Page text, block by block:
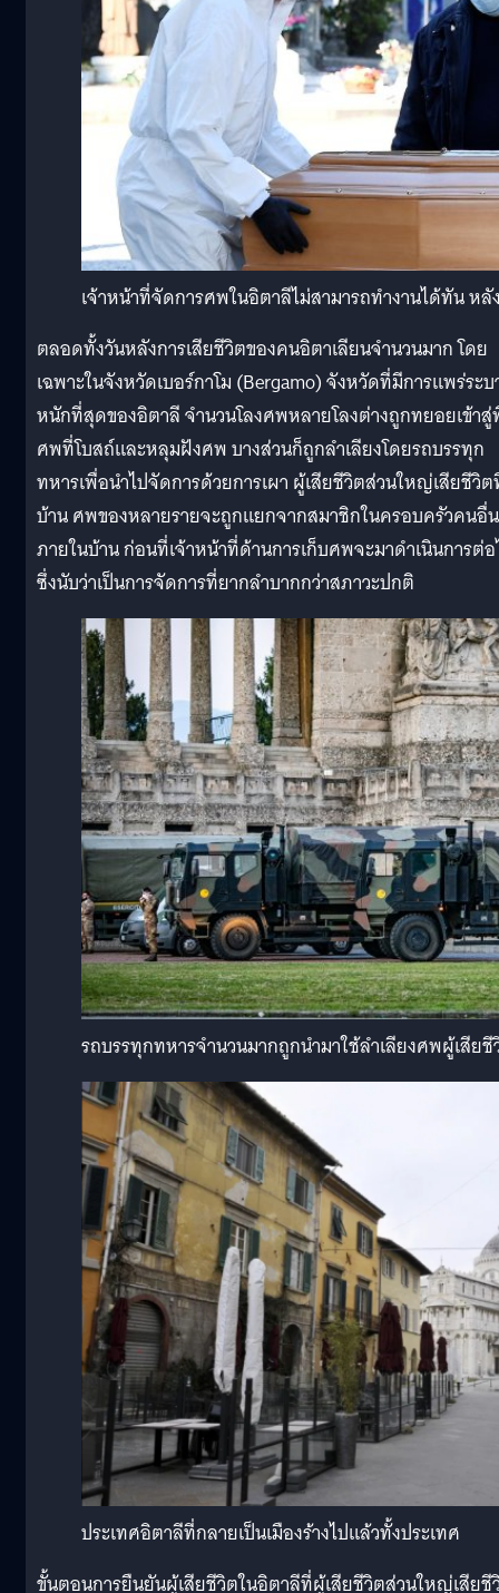
เจ้าหน้าที่จัดการศพในอิตาลีไม่สามารถทำงานได้ทัน ห
ตลอดทั้งวันหลังการเสียชีวิตของคนอิตาเลียนจำนวนมาก โดย
เฉพาะในจังหวัดเบอร์กาโม (Bergamo) จังหวัดที่มีการแพร่ระ
หนักที่สุดของอิตาลี จำนวนโลงศพหลายโลงต่างถูกทยอยเข้า
ศพที่โบสถ์และหลุมฝังศพ บางส่วนก็ถูกลำเลียงโดยรถบรรทุก
ทหารเพื่อนำไปจัดการด้วยการเผา ผู้เสียชีวิตส่วนใหญ่เสียชีวิ
บ้าน ศพของหลายรายจะถูกแยกจากสมาชิกในครอบครัวคนอื่น
ภายในบ้าน ก่อนที่เจ้าหน้าที่ด้านการเก็บศพจะมาดำเนินการต่
ซึ่งนับว่าเป็นการจัดการที่ยากลำบากกว่าสภาวะปกติ
รถบรรทุกทหารจำนวนมากถูกนำมาใช้ลำเลียงศพผู้เสีย
ประเทศอิตาลีที่กลายเป็นเมืองร้างไปแล้วทั้งประเทศ
ขั้นตอนการยืนยันผู้เสียชีวิตในอิตาลีที่ผู้เสียชีวิตส่วนใหญ่เสียชี